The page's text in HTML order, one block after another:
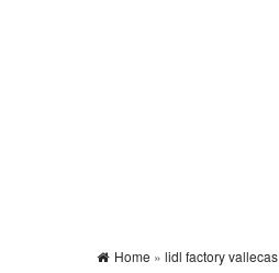
Home » lidl factory vallecas